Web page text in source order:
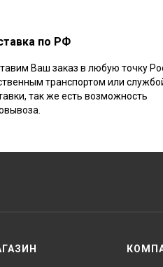
по РФ
Ваш заказ в любую точку
транспортом или
так же есть возможность